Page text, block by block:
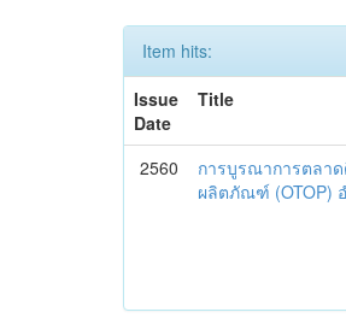
Item hits:
Issue
Date
Title
2560
การบูรณาการตลา
ผลิตภัณฑ์ (OTOP)